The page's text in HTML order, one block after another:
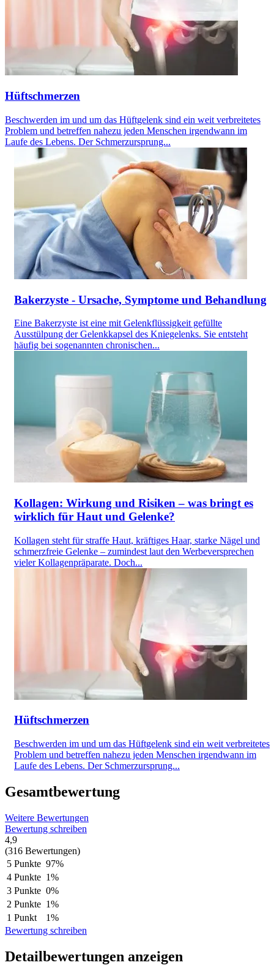
Hüftschmerzen
Beschwerden im und um das Hüftgelenk sind ein weit verbreitetes
Problem und betreffen nahezu jeden Menschen irgendwann im
Laufe des Lebens. Der Schmerzursprung...
Bakerzyste - Ursache, Symptome und Behandlung
Eine Bakerzyste ist eine mit Gelenkflüssigkeit gefüllte
Ausstülpung der Gelenkkapsel des Kniegelenks. Sie entsteht
häufig bei sogenannten chronischen...
Kollagen: Wirkung und Risiken – was bringt es
wirklich für Haut und Gelenke?
Kollagen steht für straffe Haut, kräftiges Haar, starke Nägel und
schmerzfreie Gelenke – zumindest laut den Werbeversprechen
vieler Kollagenpräparate. Doch...
Hüftschmerzen
Beschwerden im und um das Hüftgelenk sind ein weit verbreitetes
Problem und betreffen nahezu jeden Menschen irgendwann im
Laufe des Lebens. Der Schmerzursprung...
Gesamtbewertung
Weitere Bewertungen
Bewertung schreiben
4,9
(316 Bewertungen)
5 Punkte 97%
4 Punkte 1%
3 Punkte 0%
2 Punkte 1%
1 Punkt
1%
Bewertung schreiben
Detailbewertungen anzeigen